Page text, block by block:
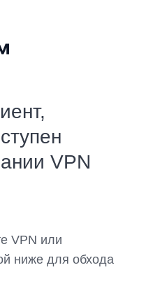
VPN
VPN или
ниже для обхода